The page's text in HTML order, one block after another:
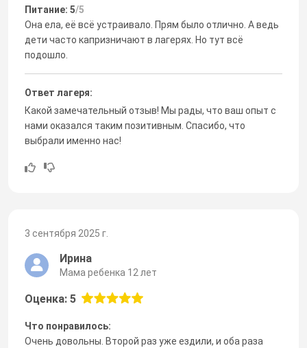
Питание: 5/5
Она ела, её всё устраивало. Прям было отлично. А ведь
дети часто капризничают в лагерях. Но тут всё
подошло.
Ответ лагеря:
Какой замечательный отзыв! Мы рады, что ваш опыт с
нами оказался таким позитивным. Спасибо, что
выбрали именно нас!
3 сентября 2025 г.
Ирина
Мама ребенка 12 лет
Оценка: 5
Что понравилось:
Очень довольны. Второй раз уже ездили, и оба раза